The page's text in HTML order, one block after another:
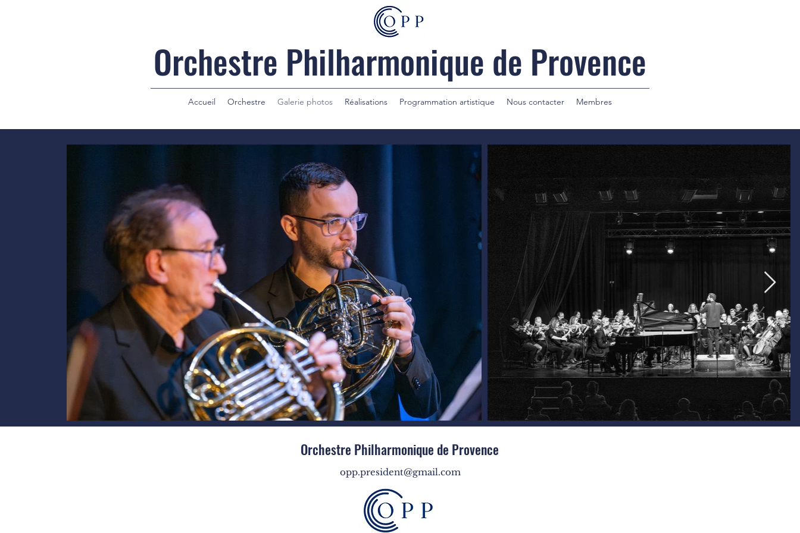
Orchestre Philharmonique de Provence
Accueil Orchestre Galerie photos Réalisations Programmation artistique Nous contacter Membres
Orchestre Philharmonique de Provence
opp.president@gmail.com